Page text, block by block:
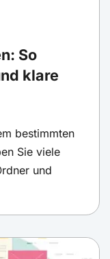
So
klare
bestimmten
Sie viele
und